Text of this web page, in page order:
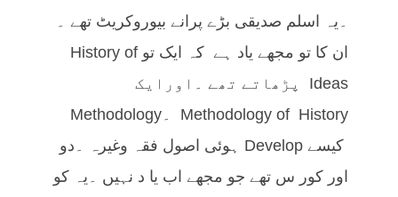
۔یہ اسلم صدیقی بڑے پرانے بیوروکریٹ تھے ۔
ان کا تو مجھے یاد ہے کہ ایک تو History of
Ideas پڑھاتے تھے ۔اورایک
Methodology of History ۔Methodology
کیسے Develop ہوئی اصول فقہ وغیرہ ۔دو
اور کور س تھے جو مجھے اب یا د نہیں ۔یہ کو